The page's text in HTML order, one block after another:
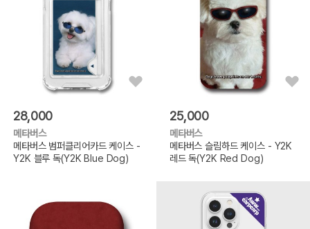
28,000
메타버스
메타버스 범퍼클리어카드 케이스 -
Y2K 블루 독(Y2K Blue Dog)
25,000
메타버스
메타버스 슬림하드 케이스 - Y2K
레드 독(Y2K Red Dog)